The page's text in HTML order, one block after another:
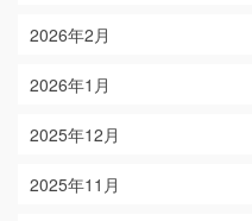
2026年2月
2026年1月
2025年12月
2025年11月